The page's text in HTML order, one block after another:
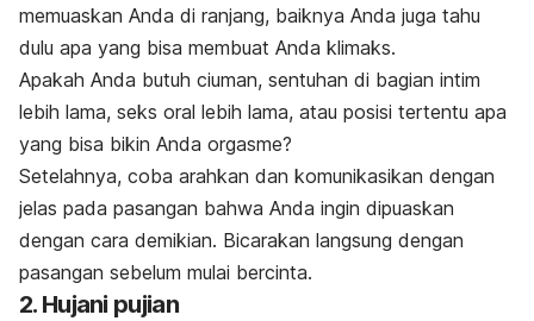
memuaskan Anda di ranjang, baiknya Anda juga tahu
dulu apa yang bisa membuat Anda klimaks.
Apakah Anda butuh ciuman, sentuhan di bagian intim
lebih lama, seks oral lebih lama, atau posisi tertentu apa
yang bisa bikin Anda orgasme?
Setelahnya, coba arahkan dan komunikasikan dengan
jelas pada pasangan bahwa Anda ingin dipuaskan
dengan cara demikian. Bicarakan langsung dengan
pasangan sebelum mulai bercinta.
2. Hujani pujian